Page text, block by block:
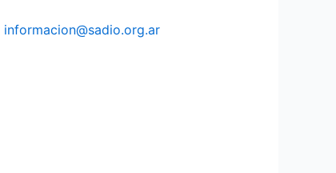
informacion@sadio.org.ar